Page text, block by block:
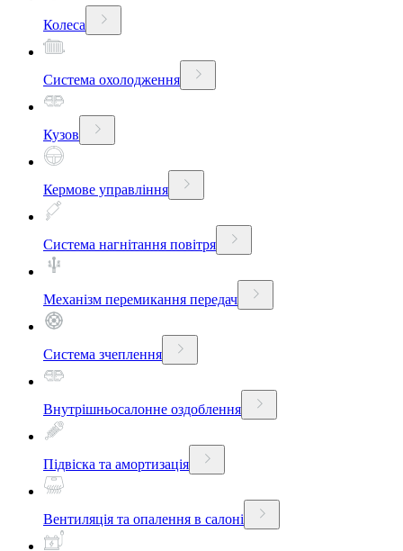
Колеса
Система охолодження
Кузов
Кермове управління
Система нагнітання повітря
Механізм перемикання передач
Система зчеплення
Внутрішньосалонне оздоблення
Підвіска та амортизація
Вентиляція та опалення в салоні